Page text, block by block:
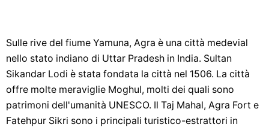
Sulle rive del fiume Yamuna, Agra è una città medevial ​​
nello stato indiano di Uttar Pradesh in India. Sultan
Sikandar Lodi è stata fondata la città nel 1506. La città
offre molte meraviglie Moghul, molti dei quali sono
patrimoni dell'umanità UNESCO. Il Taj Mahal, Agra Fort e
Fatehpur Sikri sono i principali turistico-estrattori in